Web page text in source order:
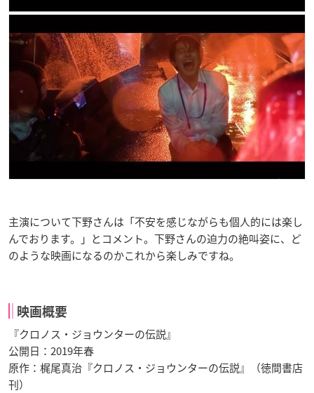
主演について下野さんは「不安を感じながらも個人的には楽し
んでおります。」とコメント。下野さんの迫力の絶叫姿に、ど
のような映画になるのかこれから楽しみですね。
映画概要
『クロノス・ジョウンターの伝説』
公開日：2019年春
原作：梶尾真治『クロノス・ジョウンターの伝説』（徳間書店
刊）